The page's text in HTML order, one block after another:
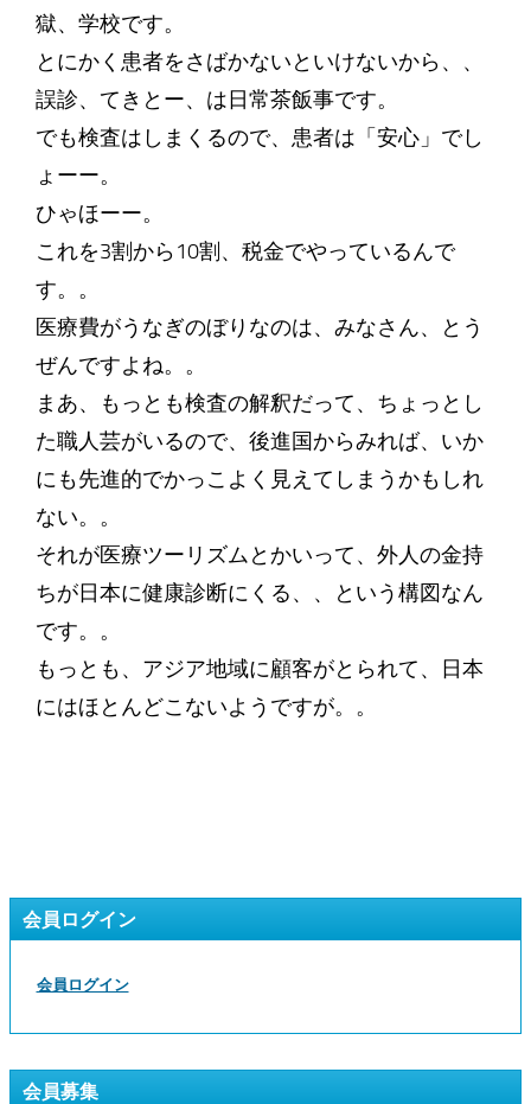
獄、学校です。
とにかく患者をさばかないといけないから、、
誤診、てきとー、は日常茶飯事です。
でも検査はしまくるので、患者は「安心」でし
ょーー。
ひゃほーー。
これを3割から10割、税金でやっているんで
す。。
医療費がうなぎのぼりなのは、みなさん、とう
ぜんですよね。。
まあ、もっとも検査の解釈だって、ちょっとし
た職人芸がいるので、後進国からみれば、いか
にも先進的でかっこよく見えてしまうかもしれ
ない。。
それが医療ツーリズムとかいって、外人の金持
ちが日本に健康診断にくる、、という構図なん
です。。
もっとも、アジア地域に顧客がとられて、日本
にはほとんどこないようですが。。
会員ログイン
会員ログイン
会員募集